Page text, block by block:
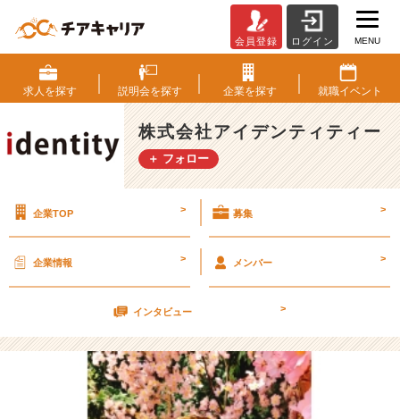
究
者
リ
ス
ペ
ク
会
イ
デ
テ
ィ
テ
ィ
会員登録 ログイン MENU
求人を探す 説明会を探す 企業を探す 就職イベント
株式会社アイデンティティー
＋ フォロー
企業TOP > 募集 >
企業情報 > メンバー >
インタビュー >